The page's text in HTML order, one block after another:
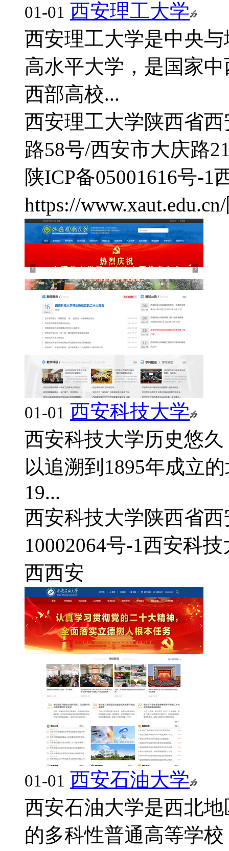
01-01 西安理工大学
西安理工大学是中央
高水平大学，是国家
西部高校...
西安理工大学陕西省
路58号/西安市大庆路
陕ICP备05001616号-1
https://www.xaut.edu.cn/
01-01 西安科技大学
西安科技大学历史悠
以追溯到1895年成立
19...
西安科技大学陕西省
10002064号-1西安科技
西西安
01-01 西安石油大学
西安石油大学是西北
的多科性普通高等学